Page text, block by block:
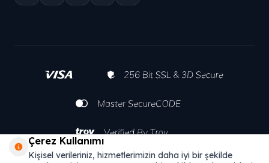
Çerez Kullanımı
Kişisel verileriniz, hizmetlerimizin daha iyi bir şekilde